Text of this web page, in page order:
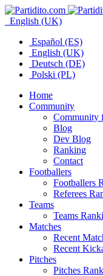
English (UK)
Español (ES)
English (UK)
Deutsch (DE)
Polski (PL)
Home
Community
Community
Blog
Dev Blog
Ranking
Contact
Footballers
Footballers
Referees
Teams
Teams
Matches
Recent
Recent
Pitches
Pitches